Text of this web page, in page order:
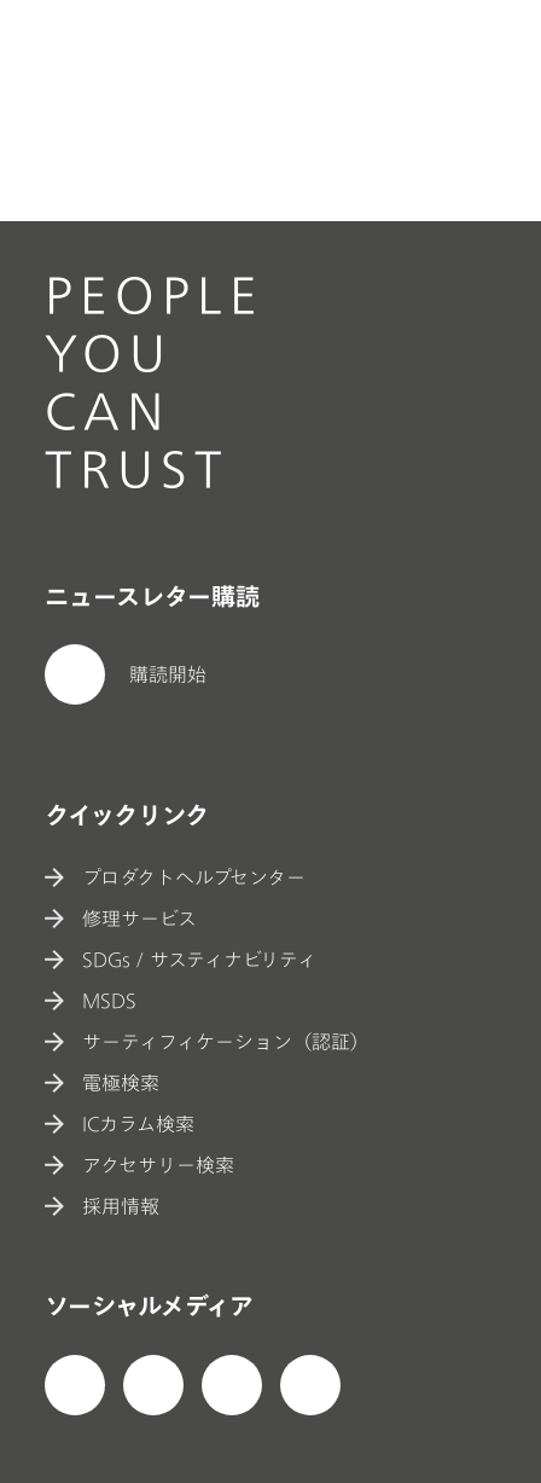
PEOPLE
YOU
CAN
TRUST
ニュースレター購読
購読開始
クイックリンク
プロダクトヘルプセンター
修理サービス
SDGs / サスティナビリティ
MSDS
サーティフィケーション（認証）
電極検索
ICカラム検索
アクセサリー検索
採用情報
ソーシャルメディア